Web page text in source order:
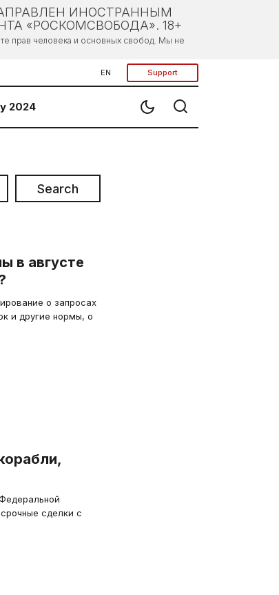
ИНОСТРАННЫМ
«РОСКОМСВОБОДА». 18+
прав человека и основных свобод. Мы не
EN Support
2024
Search
в августе
о запросах
и другие нормы, о
сделки с